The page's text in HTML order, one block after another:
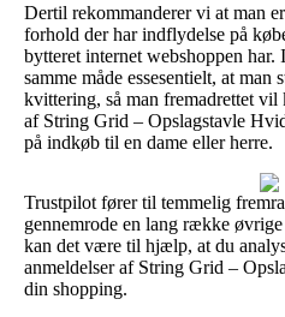
Dertil rekommanderer vi at man
forhold der har indflydelse på
bytteret internet webshoppen har.
samme måde essesentielt, at man
kvittering, så man fremadrettet
af String Grid – Opslagstavle
på indkøb til en dame eller herre.
Trustpilot fører til temmelig
gennemrode en lang række
kan det være til hjælp, at du
anmeldelser af String Grid –
din shopping.